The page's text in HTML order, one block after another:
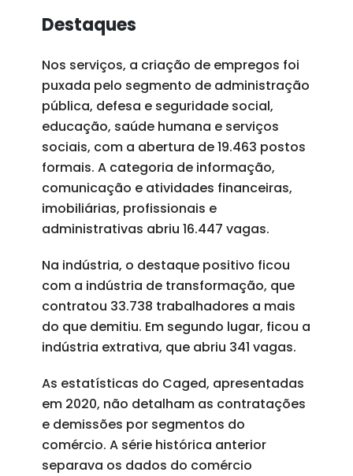
Destaques
Nos serviços, a criação de empregos foi
puxada pelo segmento de administração
pública, defesa e seguridade social,
educação, saúde humana e serviços
sociais, com a abertura de 19.463 postos
formais. A categoria de informação,
comunicação e atividades financeiras,
imobiliárias, profissionais e
administrativas abriu 16.447 vagas.
Na indústria, o destaque positivo ficou
com a indústria de transformação, que
contratou 33.738 trabalhadores a mais
do que demitiu. Em segundo lugar, ficou a
indústria extrativa, que abriu 341 vagas.
As estatísticas do Caged, apresentadas
em 2020, não detalham as contratações
e demissões por segmentos do
comércio. A série histórica anterior
separava os dados do comércio